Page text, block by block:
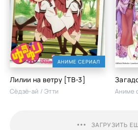
АНИМЕ СЕРИАЛ
Лилии на ветру [ТВ-3]
Сёдзё-ай / Этти Аниме
ЗАГРУЗИТЬ